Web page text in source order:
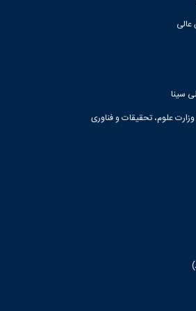
سینا
علوم، تحقیقات و فناوری